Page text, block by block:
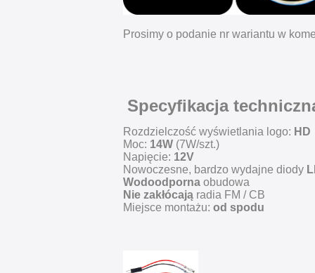
Prosimy o podanie nr wariantu w
Specyfikacja
Rozdzielczość wyświetlania logo: HD
Moc: 14W(7W/szt.)
Napięcie: 12V
Nowoczesne, bardzo wydajne diody
Wodoodporna obudowa
Nie zakłócająradia FM / CB
Miejsce montażu: od spodu